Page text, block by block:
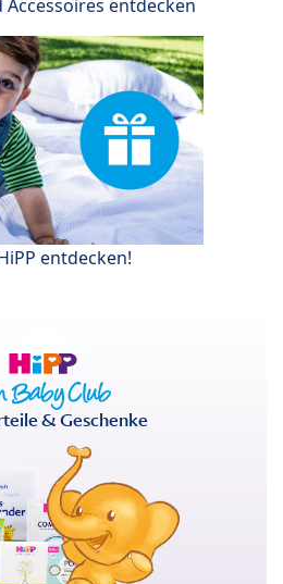
entdecken
entdecken!
& Geschenke